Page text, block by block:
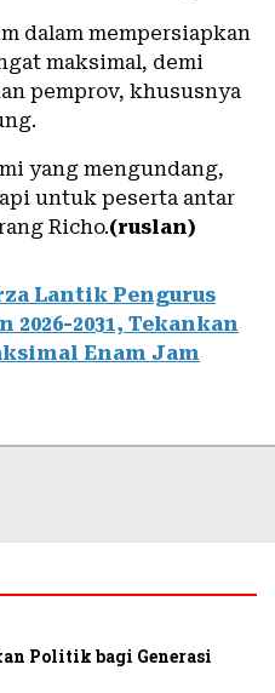
dalam mempersiapkan
maksimal, demi
pemprov, khususnya
yang mengundang,
untuk peserta antar
Richo.(ruslan)
Lantik Pengurus
2026-2031, Tekankan
Enam Jam
Politik bagi Generasi